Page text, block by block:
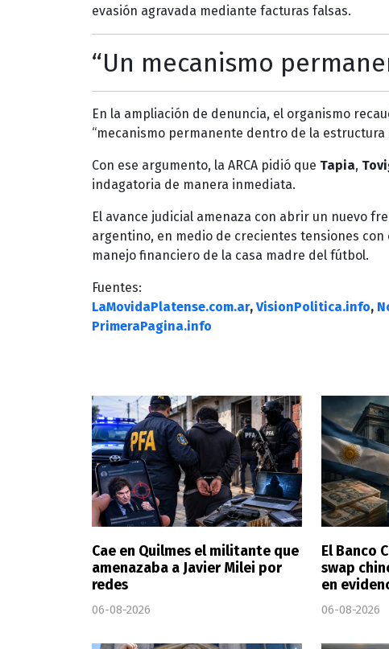
evasión agravada mediante facturas falsas.
“Un mecanismo
En la ampliación de denuncia, el organismo
“mecanismo permanente dentro de la estructura
Con ese argumento, la ARCA pidió que Tapia,
indagatoria de manera inmediata.
El avance judicial amenaza con abrir un nuevo
argentino, en medio de crecientes tensiones
manejo financiero de la casa madre del fútbol.
Fuentes:
LaMovidaPlatense.com.ar, VisionPolitica.info,
PrimeraPagina.info
Cae en Quilmes el militante que
amenazaba a Javier Milei por
redes
06-08-2026
El Banco
swap
en
06-08-2026